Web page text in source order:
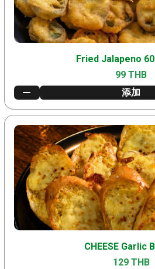
Fried Jalapeno
99 THB
添加
CHEESE Garlic
129 THB